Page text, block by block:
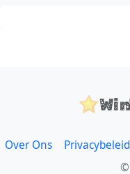
Over Ons Privacybeleid
©